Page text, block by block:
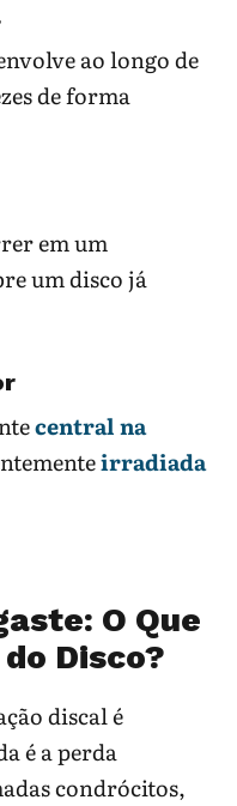
ao longo de
de forma
em um
um disco já
central na
irradiada
O Que
Disco?
discal é
é a perda
condrócitos,